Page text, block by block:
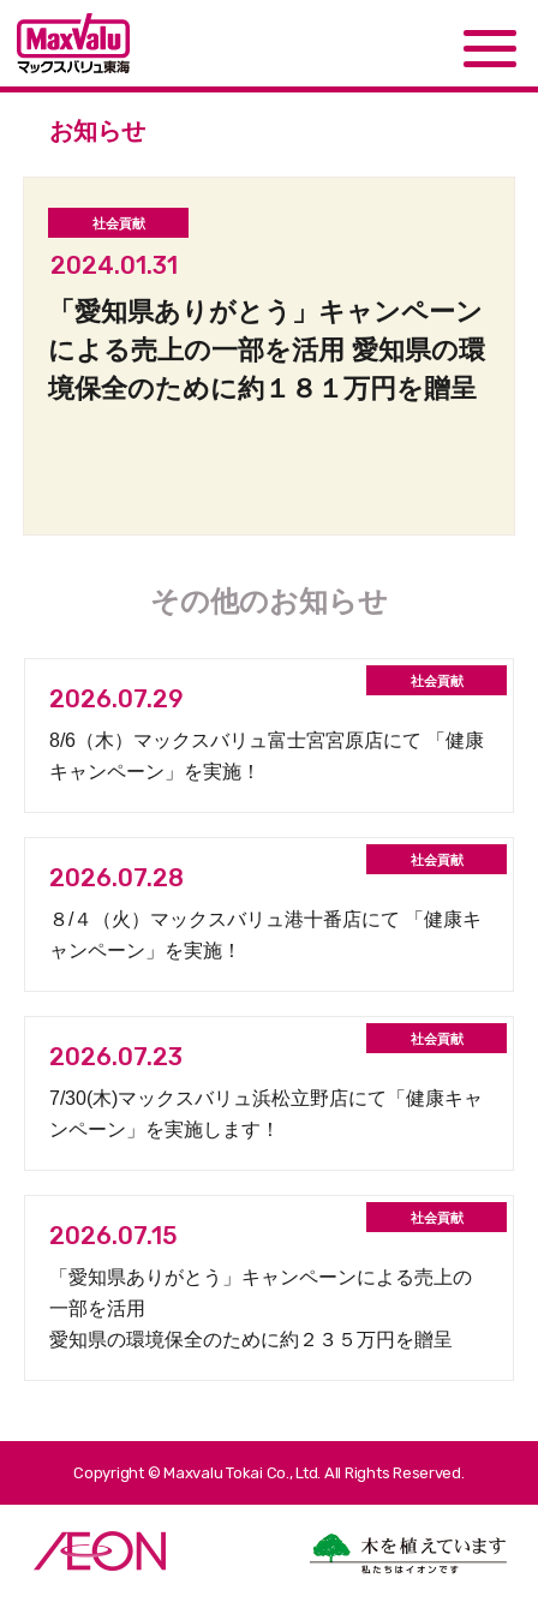
お知らせ
2024.01.31
「愛知県ありがとう」キャンペーン
による売上の一部を活用 愛知県の環
境保全のために約１８１万円を贈呈
その他のお知らせ
2026.07.29
8/6（木）マックスバリュ富士宮宮原店にて 「健康
キャンペーン」を実施！
2026.07.28
８/４（火）マックスバリュ港十番店にて 「健康キ
ャンペーン」を実施！
2026.07.23
7/30(木)マックスバリュ浜松立野店にて「健康キャ
ンペーン」を実施します！
2026.07.15
「愛知県ありがとう」キャンペーンによる売上の
一部を活用
愛知県の環境保全のために約２３５万円を贈呈
Copyright © Maxvalu Tokai Co., Ltd. All Rights Reserved.